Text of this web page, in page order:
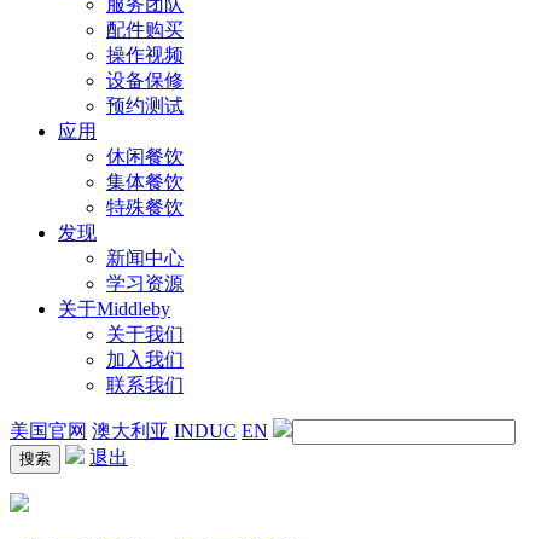
服务团队
配件购买
操作视频
设备保修
预约测试
应用
休闲餐饮
集体餐饮
特殊餐饮
发现
新闻中心
学习资源
关于Middleby
关于我们
加入我们
联系我们
美国官网 澳大利亚 INDUC EN
退出